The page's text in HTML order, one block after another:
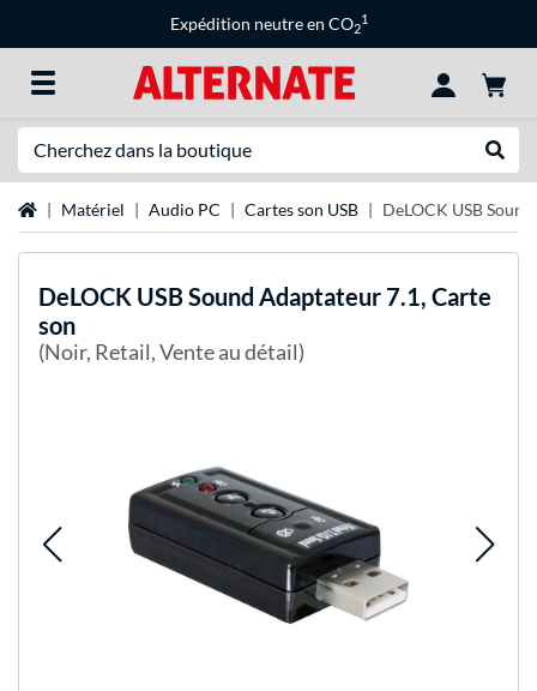
Expédition neutre en CO2
1
Page d'accueil
Matériel Audio PC Cartes son USB DeLOCK USB
DeLOCK USB Sound Adaptateur 7.1, Carte
son
(Noir, Retail, Vente au détail)